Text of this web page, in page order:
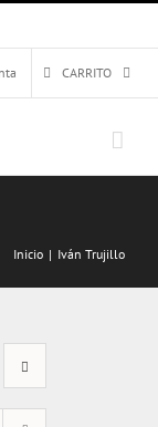
CARRITO
Inicio Iván Trujillo